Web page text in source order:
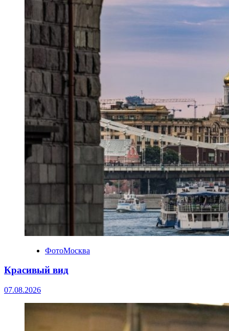
ФотоМосква
Красивый вид
07.08.2026